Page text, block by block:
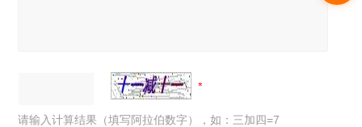
请输入计算结果（填写阿拉伯数字），如：三加四=7